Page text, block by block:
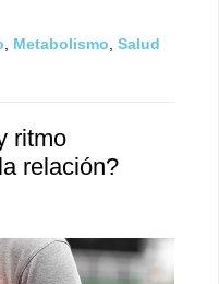
, Metabolismo, Salud
ritmo
relación?